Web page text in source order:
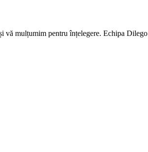
vă mulțumim pentru înțelegere. Echipa Dilego